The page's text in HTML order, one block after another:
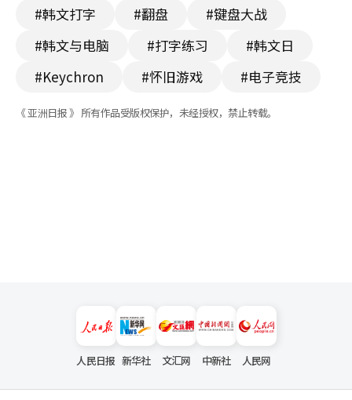
#韩文打字
#翻盘
#键盘大战
#韩文与电脑
#打字练习
#韩文日
#Keychron
#怀旧游戏 #电子竞技
《 亚洲日报 》 所有作品受版权保护，未经授权，禁止转载。
人民日报 新华社 文汇网 中新社 人民网